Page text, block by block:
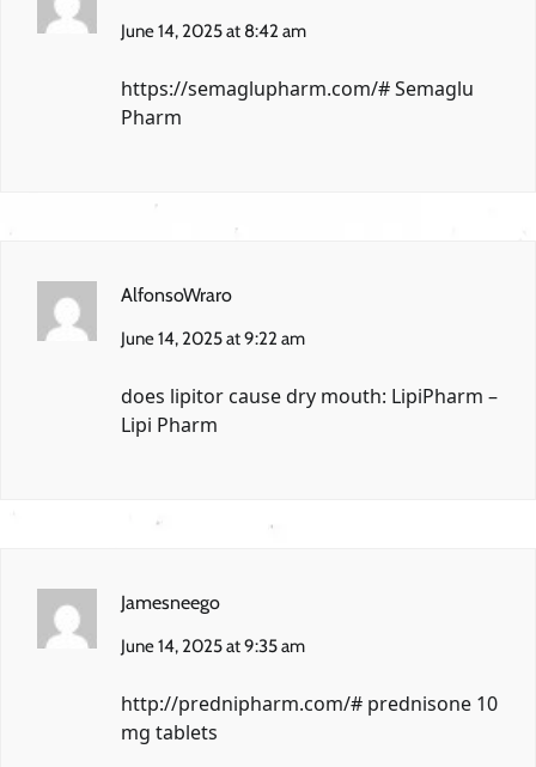
June 14, 2025 at 8:42 am
https://semaglupharm.com/#Semaglu
Pharm
AlfonsoWraro
June 14, 2025 at 9:22 am
does lipitor cause dry mouth: LipiPharm –
Lipi Pharm
Jamesneego
June 14, 2025 at 9:35 am
http://prednipharm.com/# prednisone 10
mg tablets